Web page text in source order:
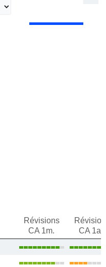
Révisions
CA 1m.
CA 1an